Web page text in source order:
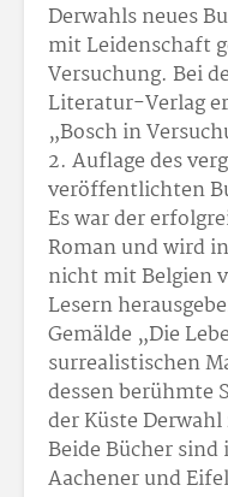
Derwahls neues
mit Leidenschaft
Versuchung. Bei
Literatur-Verlag
„Bosch in
2. Auflage des
veröffentlichten
Es war der
Roman und wird
nicht mit Belgien
Lesern
Gemälde „Die
surrealistischen
dessen berühmte
der Küste
Beide Bücher
Aachener und